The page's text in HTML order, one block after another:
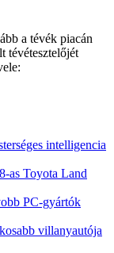
a tévék piacán
tévétesztelőjét
intelligencia
as Toyota Land
PC-gyártók
villanyautója